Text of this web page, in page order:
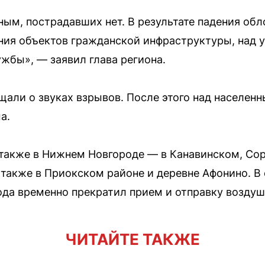
пострадавших нет. В результате падения
объектов гражданской инфраструктуры, над
— заявил глава региона.
о звуках взрывов. После этого над
в Нижнем Новгороде — в Канавинском,
в Приокском районе и деревне Афонино. В
временно прекратил прием и отправку
ЧИТАЙТЕ ТАКЖЕ